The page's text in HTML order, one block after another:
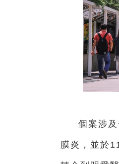
個案涉
膜炎，並於